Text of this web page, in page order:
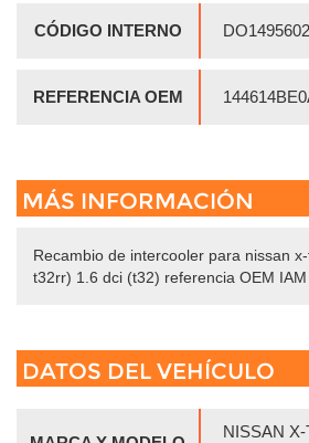
CÓDIGO INTERNO DO1495602
REFERENCIA OEM
MÁS INFORMACIÓN
Recambio de intercooler para nissan
t32rr) 1.6 dci (t32) referencia OEM
DATOS DEL VEHÍCULO
NISSAN